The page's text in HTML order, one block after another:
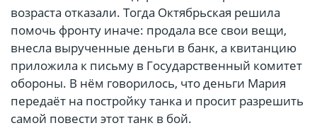
возраста отказали. Тогда Октябрьская решила
помочь фронту иначе: продала все свои вещи,
внесла вырученные деньги в банк, а квитанцию
приложила к письму в Государственный комитет
обороны. В нём говорилось, что деньги Мария
передаёт на постройку танка и просит разрешить
самой повести этот танк в бой.